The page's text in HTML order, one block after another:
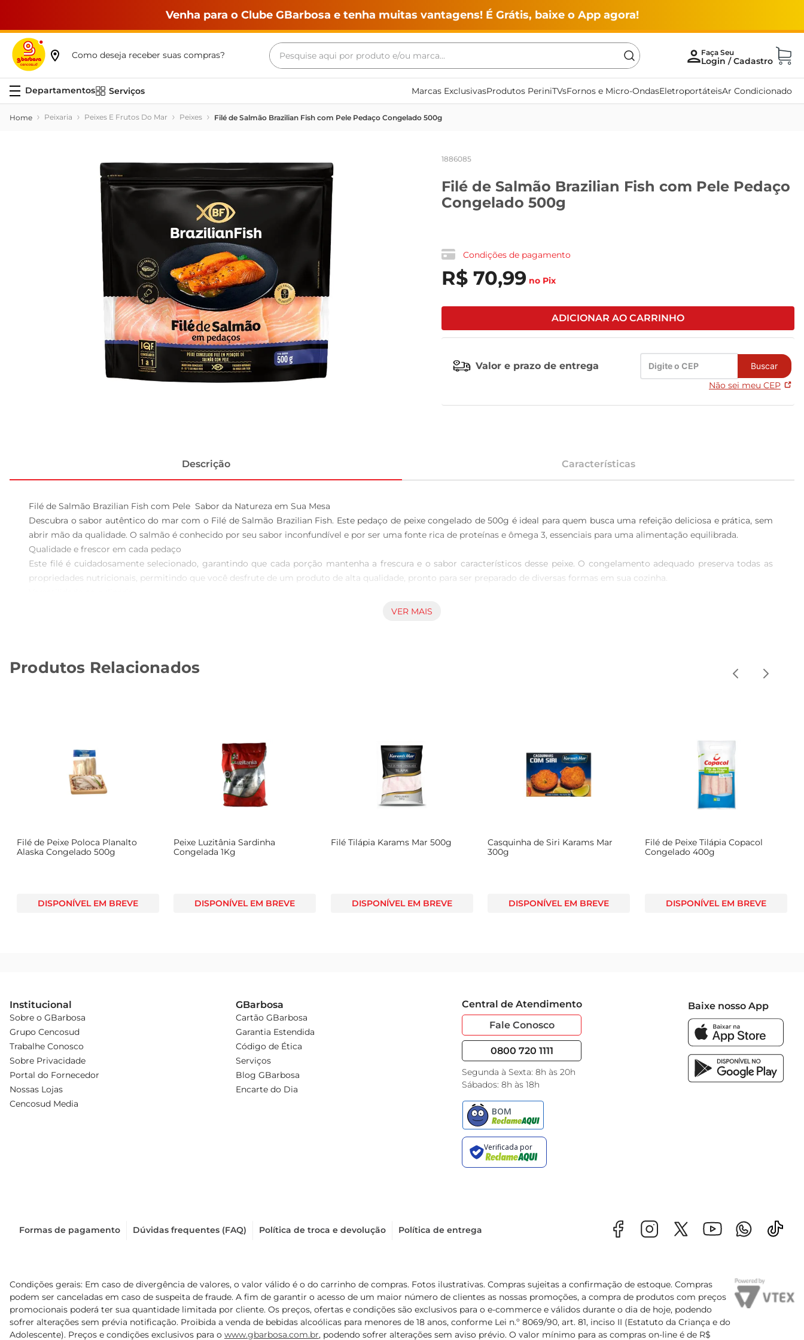
Venha para o Clube GBarbosa e tenha muitas vantagens! É Grátis, baixe o App agora!
Como deseja receber suas compras?
Pesquise aqui por produto e/ou marca...
Serviços Marcas ExclusivasProdutos PeriniTVsFornos e Micro-OndasEletroportáteisAr Condicionado
Peixaria Peixes E Frutos Do Mar Peixes Filé de Salmão Brazilian Fish com Pele Pedaço Congelado 500g
1886085
Filé de Salmão Brazilian Fish com Pele Pedaço
Congelado 500g
Condições de pagamento
R$ 70,99 no Pix
ADICIONAR AO CARRINHO
Valor e prazo de entrega Buscar
Não sei meu CEP
Descrição Características
Filé de Salmão Brazilian Fish com Pele  Sabor da Natureza em Sua Mesa
Descubra o sabor autêntico do mar com o Filé de Salmão Brazilian Fish. Este pedaço de peixe congelado de 500g é ideal para quem busca uma refeição deliciosa e prática, sem
abrir mão da qualidade. O salmão é conhecido por seu sabor inconfundível e por ser uma fonte rica de proteínas e ômega 3, essenciais para uma alimentação equilibrada.
Qualidade e frescor em cada pedaço
Este filé é cuidadosamente selecionado, garantindo que cada porção mantenha a frescura e o sabor característicos desse peixe. O congelamento adequado preserva todas as
propriedades nutricionais, permitindo que você desfrute de um produto de alta qualidade, pronto para ser preparado de diversas formas em sua cozinha.
O Filé de Salmão Brazilian Fish é extremamente versátil e se adapta a várias receitas. Seja grelhado, assado ou na preparação de um delicioso ceviche, ele se destaca pela textura
O produto é perfeito para quem deseja incluir mais pratos à base de peixe na dieta, uma vez que proporciona opções saudáveis e saborosas para o dia a dia. Com o Filé de Salmão
Brazilian Fish em sua geladeira, você garante que sempre terá uma alternativa prática para um almoço ou jantar delicioso, trazendo o gosto do Brasil direto para sua mesa.
VER MAIS
Produtos Relacionados
Filé de Peixe Poloca Planalto
Alaska Congelado 500g
DISPONÍVEL EM BREVE
Peixe Luzitânia Sardinha
Congelada 1Kg
DISPONÍVEL EM BREVE
Filé Tilápia Karams Mar 500g
DISPONÍVEL EM BREVE
Casquinha de Siri Karams Mar
300g
DISPONÍVEL EM BREVE
Filé de Peixe Tilápia Copacol
Congelado 400g
DISPONÍVEL EM BREVE
Institucional
Sobre o GBarbosa
Grupo Cencosud
Trabalhe Conosco
Sobre Privacidade
Portal do Fornecedor
Nossas Lojas
Cencosud Media
GBarbosa
Cartão GBarbosa
Garantia Estendida
Código de Ética
Serviços
Blog GBarbosa
Encarte do Dia
Central de Atendimento
Fale Conosco
0800 720 1111
Segunda à Sexta: 8h às 20h
Sábados: 8h às 18h
Baixe nosso App
Formas de pagamento Dúvidas frequentes (FAQ) Política de troca e devolução Política de entrega
Condições gerais: Em caso de divergência de valores, o valor válido é o do carrinho de compras. Fotos ilustrativas. Compras sujeitas a confirmação de estoque. Compras
podem ser canceladas em caso de suspeita de fraude. A fim de garantir o acesso de um maior número de clientes as nossas promoções, a compra de produtos com preços
promocionais poderá ter sua quantidade limitada por cliente. Os preços, ofertas e condições são exclusivos para o e-commerce e válidos durante o dia de hoje, podendo
sofrer alterações sem prévia notificação. Proibida a venda de bebidas alcoólicas para menores de 18 anos, conforme Lei n.º 8069/90, art. 81, inciso II (Estatuto da Criança e do
Adolescente). Preços e condições exclusivos para o www.gbarbosa.com.br, podendo sofrer alterações sem aviso prévio. O valor mínimo para as compras on-line é de R$
Termos mais buscados
maquina lavar
café
cerveja
frango
leite pó
tv